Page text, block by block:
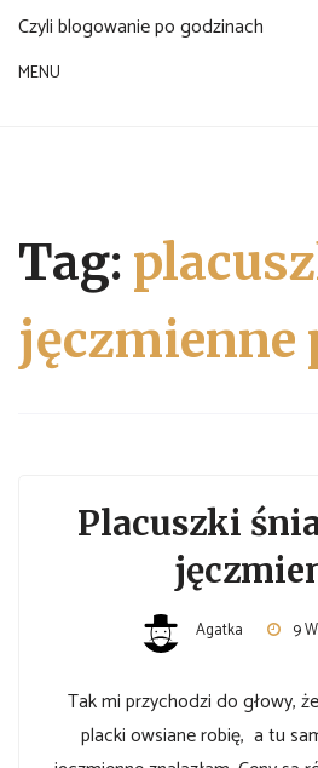
Czyli blogowanie po godzinach
MENU
Tag:
jęczmienne
Placuszki
Agatka 9
Tak mi przychodzi do głowy,
placki owsiane robię, a tu